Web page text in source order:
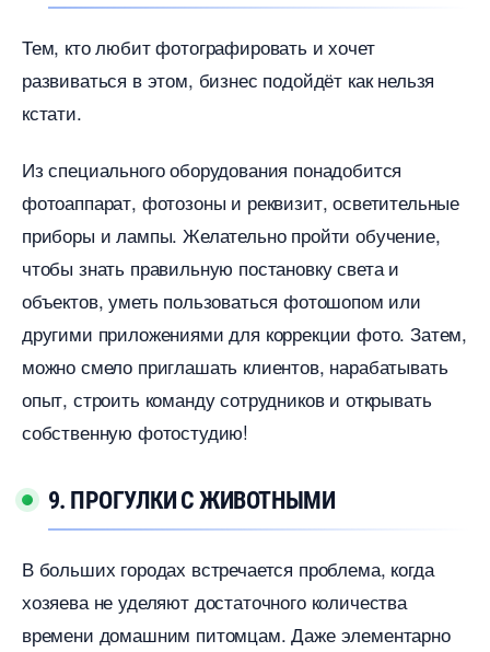
Тем, кто любит фотографировать и хочет
развиваться в этом, бизнес подойдёт как нельзя
кстати.
Из специального оборудования понадобится
фотоаппарат, фотозоны и реквизит, осветительные
приборы и лампы. Желательно пройти обучение,
чтобы знать правильную постановку света и
объектов, уметь пользоваться фотошопом или
другими приложениями для коррекции фото. Затем,
можно смело приглашать клиентов, нарабатывать
опыт, строить команду сотрудников и открывать
собственную фотостудию!
9. ПРОГУЛКИ С ЖИВОТНЫМИ
ольших городах встречается проблема, когда
хозяева не уделяют достаточного количества
ремени домашним питомцам. Даже элементарно